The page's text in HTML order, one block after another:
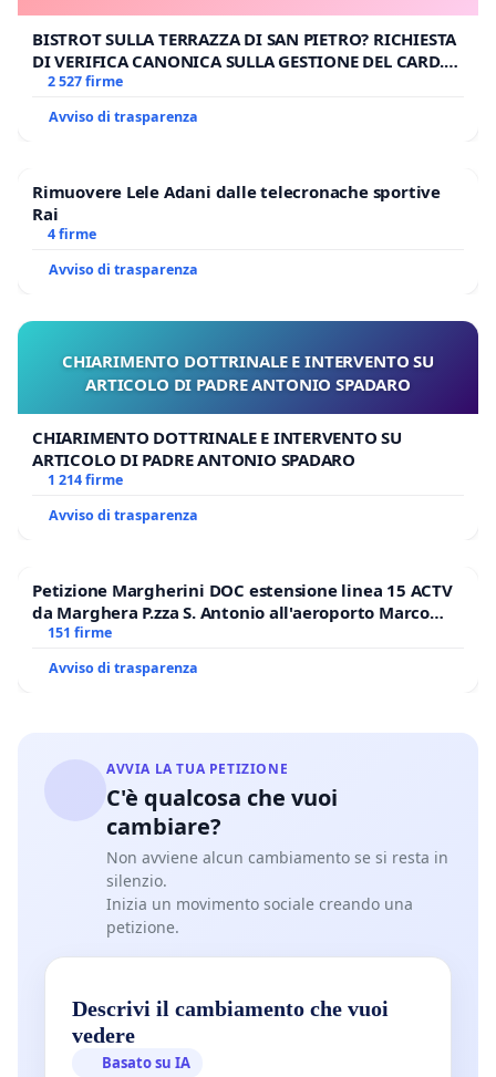
BISTROT SULLA TERRAZZA DI SAN PIETRO? RICHIESTA
DI VERIFICA CANONICA SULLA GESTIONE DEL CARD.
GAMBETTI
2 527 firme
Avviso di trasparenza
Rimuovere Lele Adani dalle telecronache sportive
Rai
4 firme
Avviso di trasparenza
CHIARIMENTO DOTTRINALE E INTERVENTO SU
ARTICOLO DI PADRE ANTONIO SPADARO
CHIARIMENTO DOTTRINALE E INTERVENTO SU
ARTICOLO DI PADRE ANTONIO SPADARO
1 214 firme
Avviso di trasparenza
Petizione Margherini DOC estensione linea 15 ACTV
da Marghera P.zza S. Antonio all'aeroporto Marco
Polo tariffa a € 1,50
151 firme
Avviso di trasparenza
AVVIA LA TUA PETIZIONE
C'è qualcosa che vuoi
cambiare?
Non avviene alcun cambiamento se si resta in
silenzio.
Inizia un movimento sociale creando una
petizione.
Descrivi il cambiamento che vuoi
vedere
Basato su IA